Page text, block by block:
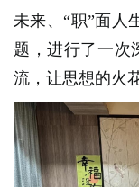
未来、“职”面人
题，进行了一次
流，让思想的火